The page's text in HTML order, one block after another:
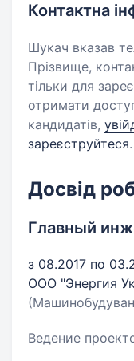
Контактна
Шукач вказав
Прізвище,
тільки для
отримати
кандидатів,
зареєструйтеся.
Досвід
Главный
з 08.2017 по
ООО "Энергия
Ведение